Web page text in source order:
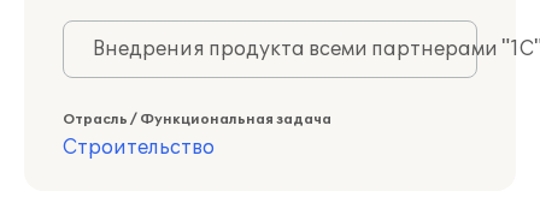
Внедрения продукта всеми партнерами
Отрасль / Функциональная задача
Строительство